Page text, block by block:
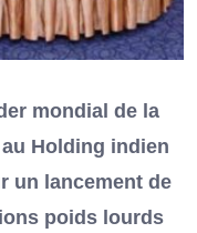
mondial de la
Holding indien
un lancement de
poids lourds